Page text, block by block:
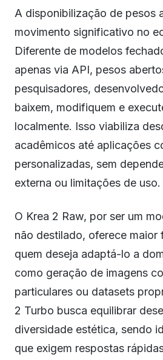
A disponibilização de pesos
movimento significativo no
Diferente de modelos
apenas via API, pesos
pesquisadores,
baixem, modifiquem e
localmente. Isso viabiliza
acadêmicos até aplicações
personalizadas, sem
externa ou limitações de uso.
O Krea 2 Raw, por ser um
não destilado, oferece maior
quem deseja adaptá-lo a
como geração de imagens
particulares ou datasets
2 Turbo busca equilibrar
diversidade estética, sendo
que exigem respostas